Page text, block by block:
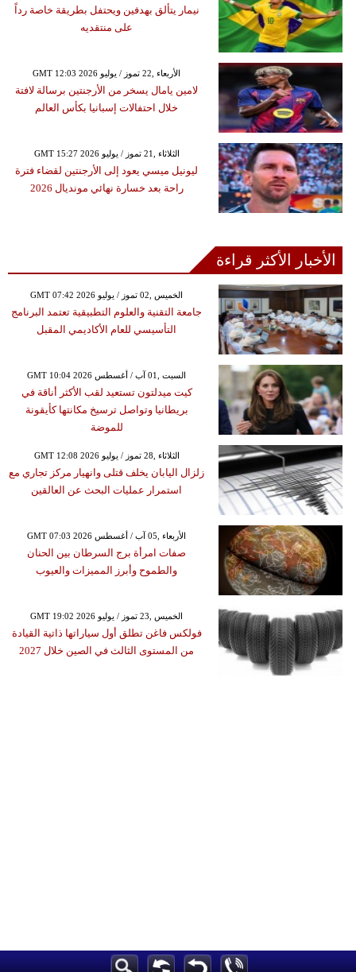
نيمار يتألق بهدفين ويحتفل بطريقة خاصة رداً
على منتقديه
GMT 12:03 2026 الأربعاء ,22 تموز / يوليو
لامين يامال يسخر من الأرجنتين برسالة لافتة
خلال احتفالات إسبانيا بكأس العالم
GMT 15:27 2026 الثلاثاء ,21 تموز / يوليو
ليونيل ميسي يعود إلى الأرجنتين لقضاء فترة
راحة بعد خسارة نهائي مونديال 2026
الأخبار الأكثر قراءة
GMT 07:42 2026 الخميس ,02 تموز / يوليو
جامعة التقنية والعلوم التطبيقية تعتمد البرنامج
التأسيسي للعام الأكاديمي المقبل
GMT 10:04 2026 السبت ,01 آب / أغسطس
كيت ميدلتون تستعيد لقب الأكثر أناقة في
بريطانيا وتواصل ترسيخ مكانتها كأيقونة
للموضة
GMT 12:08 2026 الثلاثاء ,28 تموز / يوليو
زلزال اليابان يخلف قتلى وانهيار مركز تجاري مع
استمرار عمليات البحث عن العالقين
GMT 07:03 2026 الأربعاء ,05 آب / أغسطس
صفات امرأة برج السرطان بين الحنان
والطموح وأبرز المميزات والعيوب
GMT 19:02 2026 الخميس ,23 تموز / يوليو
فولكس فاغن تطلق أول سياراتها ذاتية القيادة
من المستوى الثالث في الصين خلال 2027